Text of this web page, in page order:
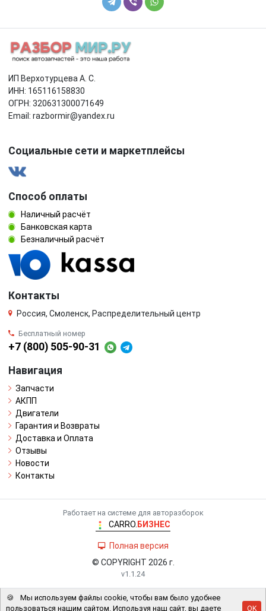
ИП Верхотурцева А. С.
ИНН: 165116158830
ОГРН: 320631300071649
Email: razbormir@yandex.ru
Социальные сети и маркетплейсы
Способ оплаты
Наличный расчёт
Банковская карта
Безналичный расчёт
Контакты
Россия, Смоленск, Распределительный центр
Бесплатный номер
+7 (800) 505-90-31
Навигация
Запчасти
АКПП
Двигатели
Гарантия и Возвраты
Доставка и Оплата
Отзывы
Новости
Контакты
Работает на системе для авторазборок
CARRO. БИЗНЕС
Полная версия
© COPYRIGHT 2026 г.
v1.1.24
🍪
Мы используем файлы cookie, чтобы вам было удобнее
пользоваться нашим сайтом. Используя наш сайт, вы даете
OK